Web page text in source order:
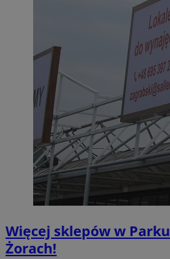
Więcej sklepów w
Żorach!